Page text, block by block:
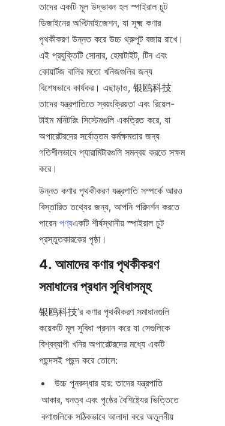
তাদের একটি মূল উদ্ভাবন হল স্পাইরাল চূট
ডিজাইনের অপ্টিমাইজেশন, যা সূক্ষ্ম কণার
পৃথকীকরণ উন্নত করে উচ্চ থ্রুপুট বজায় রাখে।
এই প্রযুক্তিটি সোনার, হেমাটাইট, টিন এবং
কোয়ার্টজ বালির মতো খনিজগুলির জন্য
বিশেষভাবে কার্যকর। এছাড়াও, 银鸥科技
তাদের যন্ত্রপাতিতে স্বয়ংক্রিয়তা এবং রিয়েল-
টাইম মনিটরিং সিস্টেমগুলি একত্রিত করে, যা
অপারেটরদের সর্বোত্তম কর্মক্ষমতার জন্য
গতিশীলভাবে প্যারামিটারগুলি সমন্বয় করতে সক্ষম
করে।
উন্নত কণার পৃথকীকরণ যন্ত্রপাতি সম্পর্কে আরও
বিস্তারিত তথ্যের জন্য, আপনি পরিদর্শন করতে
পারেন পণ্যএকটি শীর্ষস্থানীয় স্পাইরাল চুট
প্রস্তুতকারকের পৃষ্ঠা।
4. আমাদের কণার পৃথকীকরণ
সমাধানের প্রধান সুবিধাসমূহ
银鸥科技’র কণার পৃথকীকরণ সমাধানগুলি
কয়েকটি মূল সুবিধা প্রদান করে যা সেগুলিকে
বিশ্বব্যাপী খনির অপারেটরদের মধ্যে একটি
পছন্দসই পছন্দ করে তোলে:
উচ্চ পুনরুদ্ধার হার: তাদের যন্ত্রপাতি
আকার, ঘনত্ব এবং পৃষ্ঠের বৈশিষ্ট্যের ভিত্তিতে
কণাগুলিকে সঠিকভাবে আলাদা করে অতুলনীয়